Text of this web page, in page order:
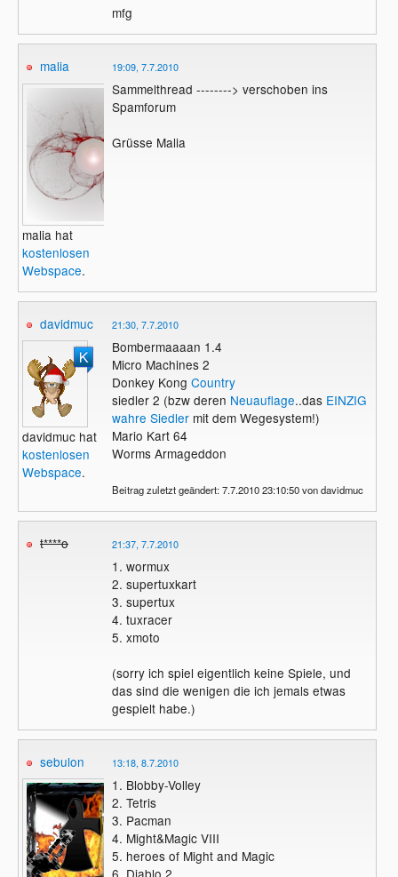
mfg
malia
malia hat
kostenlosen
Webspace.
19:09, 7.7.2010
Sammelthread --------> verschoben ins
Spamforum
Grüsse Malia
davidmuc
davidmuc hat
kostenlosen
Webspace.
21:30, 7.7.2010
Bombermaaaan 1.4
Micro Machines 2
Donkey Kong Country
siedler 2 (bzw deren Neuauflage..das EINZIG
wahre Siedlermit dem Wegesystem!)
Mario Kart 64
Worms Armageddon
Beitrag zuletzt geändert: 7.7.2010 23:10:50 von davidmuc
t****o 21:37, 7.7.2010
1. wormux
2. supertuxkart
3. supertux
4. tuxracer
5. xmoto
(sorry ich spiel eigentlich keine Spiele, und
das sind die wenigen die ich jemals etwas
gespielt habe.)
sebulon 13:18, 8.7.2010
1. Blobby-Volley
2. Tetris
3. Pacman
4. Might&Magic VIII
5. heroes of Might and Magic
6. Diablo 2